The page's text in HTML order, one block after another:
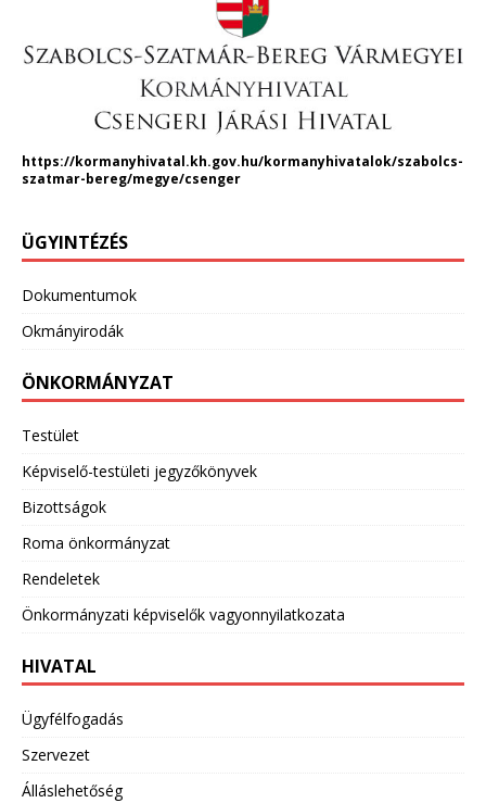
https://kormanyhivatal.kh.gov.hu/kormanyhivatalok/szabolcs-
szatmar-bereg/megye/csenger
ÜGYINTÉZÉS
Dokumentumok
Okmányirodák
ÖNKORMÁNYZAT
Testület
Képviselő-testületi jegyzőkönyvek
Bizottságok
Roma önkormányzat
Rendeletek
Önkormányzati képviselők vagyonnyilatkozata
HIVATAL
Ügyfélfogadás
Szervezet
Álláslehetőség